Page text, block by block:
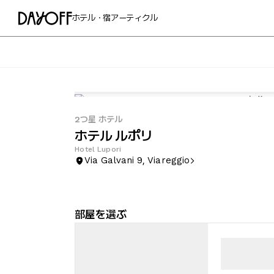
ホテル・宿アーティクル
2つ星 ホテル
ホテル ルポリ
Hotel Lupori
Via Galvani 9, Viareggio
部屋を選ぶ